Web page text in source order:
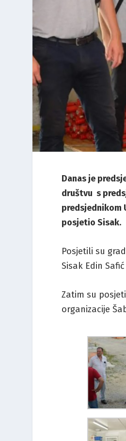
Danas je
društvu s
predsjednikom
posjetio Sisak.
Posjetili su
Sisak Edin
Zatim su
organizacije